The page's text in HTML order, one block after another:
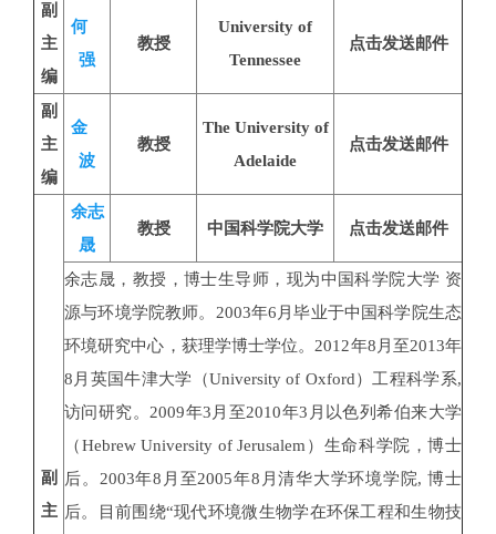
副
主
编
何
强
教授
University of
Tennessee
点击发送邮件
副
主
编
金
波
教授
The University of
Adelaide
点击发送邮件
副
主
余志
晟
教授 中国科学院大学 点击发送邮件
余志晟，教授，博士生导师，现为中国科学院大学 资
源与环境学院教师。2003年6月毕业于中国科学院生态
环境研究中心，获理学博士学位。2012年8月至2013年
8月英国牛津大学（University of Oxford）工程科学系,
访问研究。2009年3月至2010年3月以色列希伯来大学
（Hebrew University of Jerusalem）生命科学院，博士
后。2003年8月至2005年8月清华大学环境学院, 博士
后。目前围绕“现代环境微生物学在环保工程和生物技